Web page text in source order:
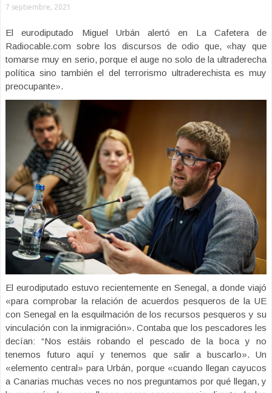
7 septiembre, 2021
El eurodiputado Miguel Urbán alertó en La Cafetera de
Radiocable.com sobre los discursos de odio que, «hay que
tomarse muy en serio, porque el auge no solo de la ultraderecha
política sino también el del terrorismo ultraderechista es muy
preocupante».
El eurodiputado estuvo recientemente en Senegal, a donde viajó
«para comprobar la relación de acuerdos pesqueros de la UE
con Senegal en la esquilmación de los recursos pesqueros y su
vinculación con la inmigración». Contaba que los pescadores les
decían: “Nos estáis robando el pescado de la boca y no
tenemos futuro aquí y tenemos que salir a buscarlo». Un
«elemento central» para Urbán, porque «cuando llegan cayucos
a Canarias muchas veces no nos preguntamos por qué llegan, y